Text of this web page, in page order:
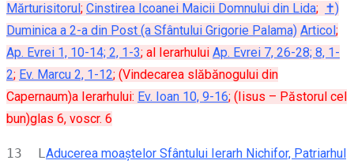
Mărturisitorul; Cinstirea Icoanei Maicii Domnului din Lida; ✝)
Duminica a 2-a din Post (a Sfântului Grigorie Palama) Articol;
Ap. Evrei 1, 10-14; 2, 1-3; al Ierarhului Ap. Evrei 7, 26-28; 8, 1-
2; Ev. Marcu 2, 1-12; (Vindecarea slăbănogului din
Capernaum)a Ierarhului: Ev. Ioan 10, 9-16; (Iisus – Păstorul cel
bun)glas 6, voscr. 6
13 LAducerea moaștelor Sfântului Ierarh Nichifor, Patriarhul